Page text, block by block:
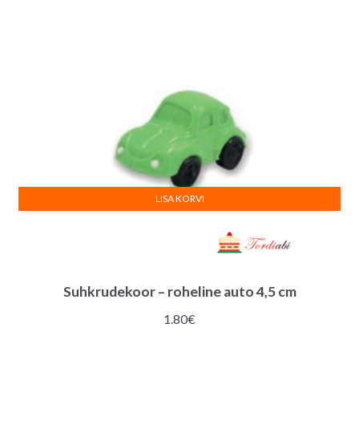
Suhkrudekoor – roheline auto 4,5 cm
1.80€
LISA KORVI